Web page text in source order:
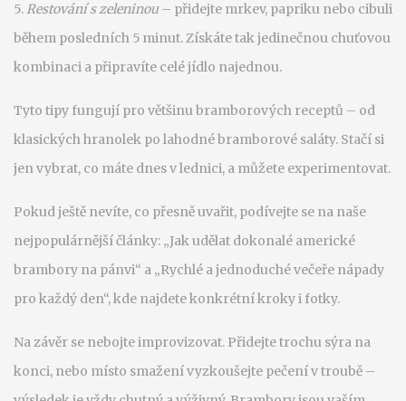
5.Restování s zeleninou – přidejte mrkev, papriku nebo cibuli
během posledních 5 minut. Získáte tak jedinečnou chuťovou
kombinaci a připravíte celé jídlo najednou.
Tyto tipy fungují pro většinu bramborových receptů – od
klasických hranolek po lahodné bramborové saláty. Stačí si
jen vybrat, co máte dnes v lednici, a můžete experimentovat.
Pokud ještě nevíte, co přesně uvařit, podívejte se na naše
nejpopulárnější články: „Jak udělat dokonalé americké
brambory na pánvi“ a „Rychlé a jednoduché večeře nápady
pro každý den“, kde najdete konkrétní kroky i fotky.
Na závěr se nebojte improvizovat. Přidejte trochu sýra na
konci, nebo místo smažení vyzkoušejte pečení v troubě –